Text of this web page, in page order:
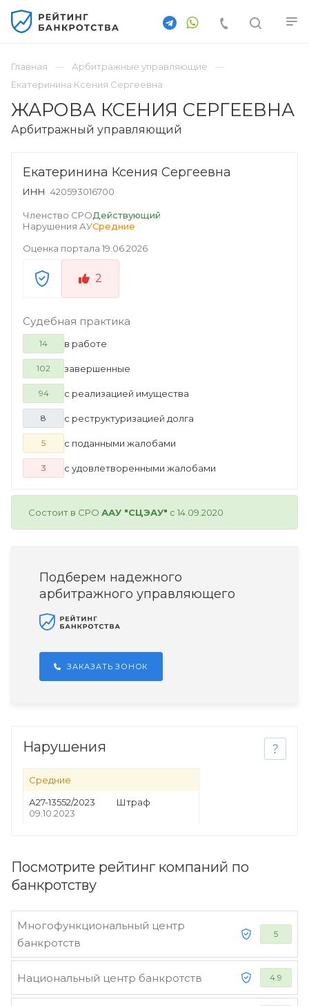
Главная
Арбитражные управляющие
Екатеринина Ксения Сергеевна
ЖАРОВА КСЕНИЯ СЕРГЕЕВНА
Арбитражный управляющий
Екатеринина Ксения Сергеевна
ИНН 420593016700
Членство СРОДействующий
Нарушения АУСредние
Оценка портала 19.06.2026
2
Судебная практика
14 в работе
102 завершенные
94 с реализацией имущества
8 с реструктуризацией долга
5 с поданными жалобами
3 с удовлетворенными жалобами
Состоит в СРО ААУ "СЦЭАУ" с 14.09.2020
Подберем надежного
арбитражного управляющего
ЗАКАЗАТЬ ЗОНОК
Нарушения
Средние
А27-13552/2023
09.10.2023
Штраф
Посмотрите рейтинг компаний по
банкротству
Многофункциональный центр
банкротств
5
Национальный центр банкротств 4.9